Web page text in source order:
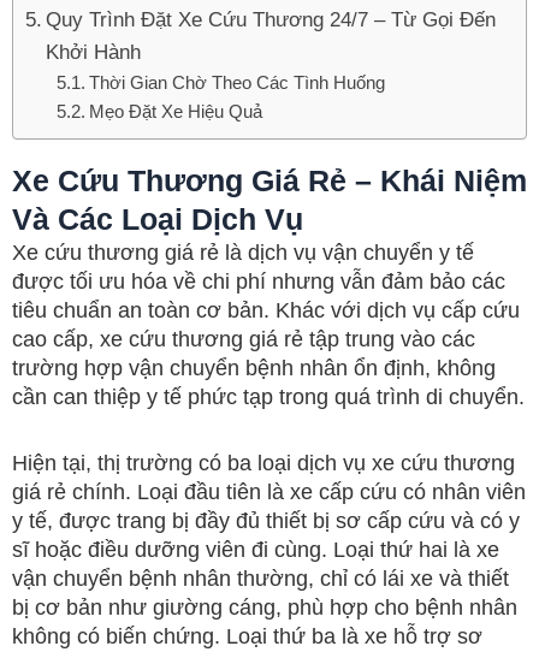
Quy Trình Đặt Xe Cứu Thương 24/7 – Từ Gọi Đến
Khởi Hành
Thời Gian Chờ Theo Các Tình Huống
Mẹo Đặt Xe Hiệu Quả
Xe Cứu Thương Giá Rẻ – Khái Niệm
Và Các Loại Dịch Vụ
Xe cứu thương giá rẻ là dịch vụ vận chuyển y tế
được tối ưu hóa về chi phí nhưng vẫn đảm bảo các
tiêu chuẩn an toàn cơ bản. Khác với dịch vụ cấp cứu
cao cấp, xe cứu thương giá rẻ tập trung vào các
trường hợp vận chuyển bệnh nhân ổn định, không
cần can thiệp y tế phức tạp trong quá trình di chuyển.
Hiện tại, thị trường có ba loại dịch vụ xe cứu thương
giá rẻ chính. Loại đầu tiên là xe cấp cứu có nhân viên
y tế, được trang bị đầy đủ thiết bị sơ cấp cứu và có y
sĩ hoặc điều dưỡng viên đi cùng. Loại thứ hai là xe
vận chuyển bệnh nhân thường, chỉ có lái xe và thiết
bị cơ bản như giường cáng, phù hợp cho bệnh nhân
không có biến chứng. Loại thứ ba là xe hỗ trợ sơ